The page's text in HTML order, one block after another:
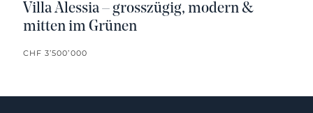
Villa Alessia – grosszügig, modern &
mitten im Grünen
CHF 3’500’000